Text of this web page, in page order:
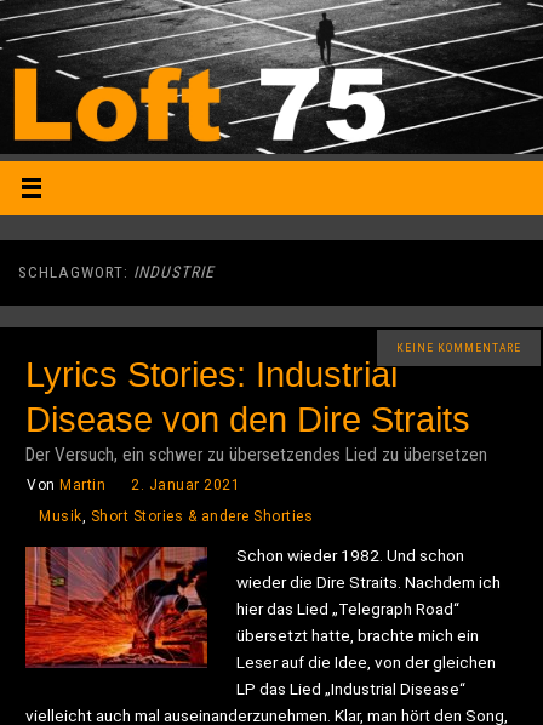
SCHLAGWORT: INDUSTRIE
KEINE KOMMENTARE
Lyrics Stories: Industrial
Disease von den Dire Straits
Der Versuch, ein schwer zu übersetzendes Lied zu übersetzen
Von Martin
2. Januar 2021
Musik, Short Stories & andere Shorties
Schon wieder 1982. Und schon
wieder die Dire Straits. Nachdem ich
hier das Lied „Telegraph Road“
übersetzt hatte, brachte mich ein
Leser auf die Idee, von der gleichen
LP das Lied „Industrial Disease“
vielleicht auch mal auseinanderzunehmen. Klar, man hört den Song,